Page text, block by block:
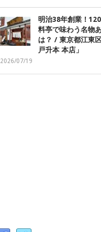
明治38年創業！
料亭で味わう名物
は？ / 東京都江東
戸升本 本店」
2026/07/19